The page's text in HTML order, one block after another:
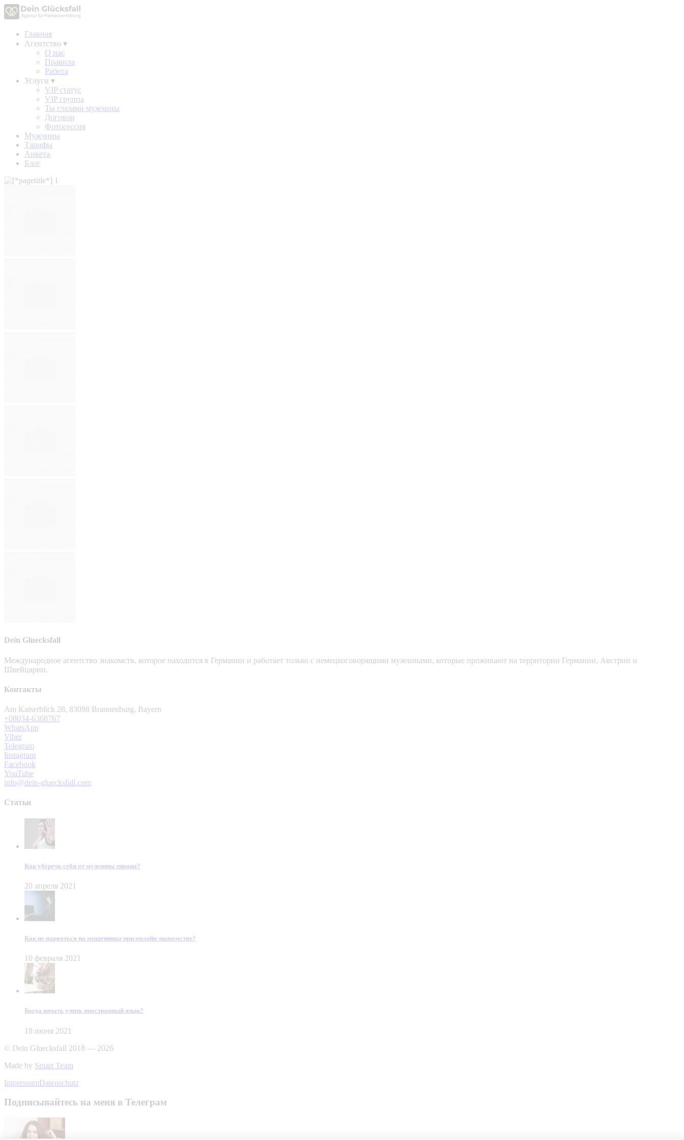
Главная
Агентство ▾
О нас
Правила
Работа
Услуги ▾
VIP статус
VIP группа
Ты глазами мужчины
Договор
Фотосессия
Мужчины
Тарифы
Анкета
Блог
Dein Gluecksfall
Международное агентство знакомств, которое находится в Германии и работает только с немецкоговорящими мужчинами, которые проживают на территории Германии, Австрии и
Швейцарии.
Контакты
Am Kaiserblick 28, 83098 Brannenburg, Bayern
+08034-6368767
WhatsApp
Viber
Telegram
Instagram
Facebook
YouTube
info@dein-gluecksfall.com
Статьи
Как уберечь себя от мужчины тирана?
20 апреля 2021
Как не нарваться на мошенника при онлайн знакомстве?
10 февраля 2021
Когда начать учить иностранный язык?
18 июня 2021
© Dein Gluecksfall 2018 — 2026
Made by Smart Team
ImpressumDatenschutz
Подписывайтесь на меня в Телеграм